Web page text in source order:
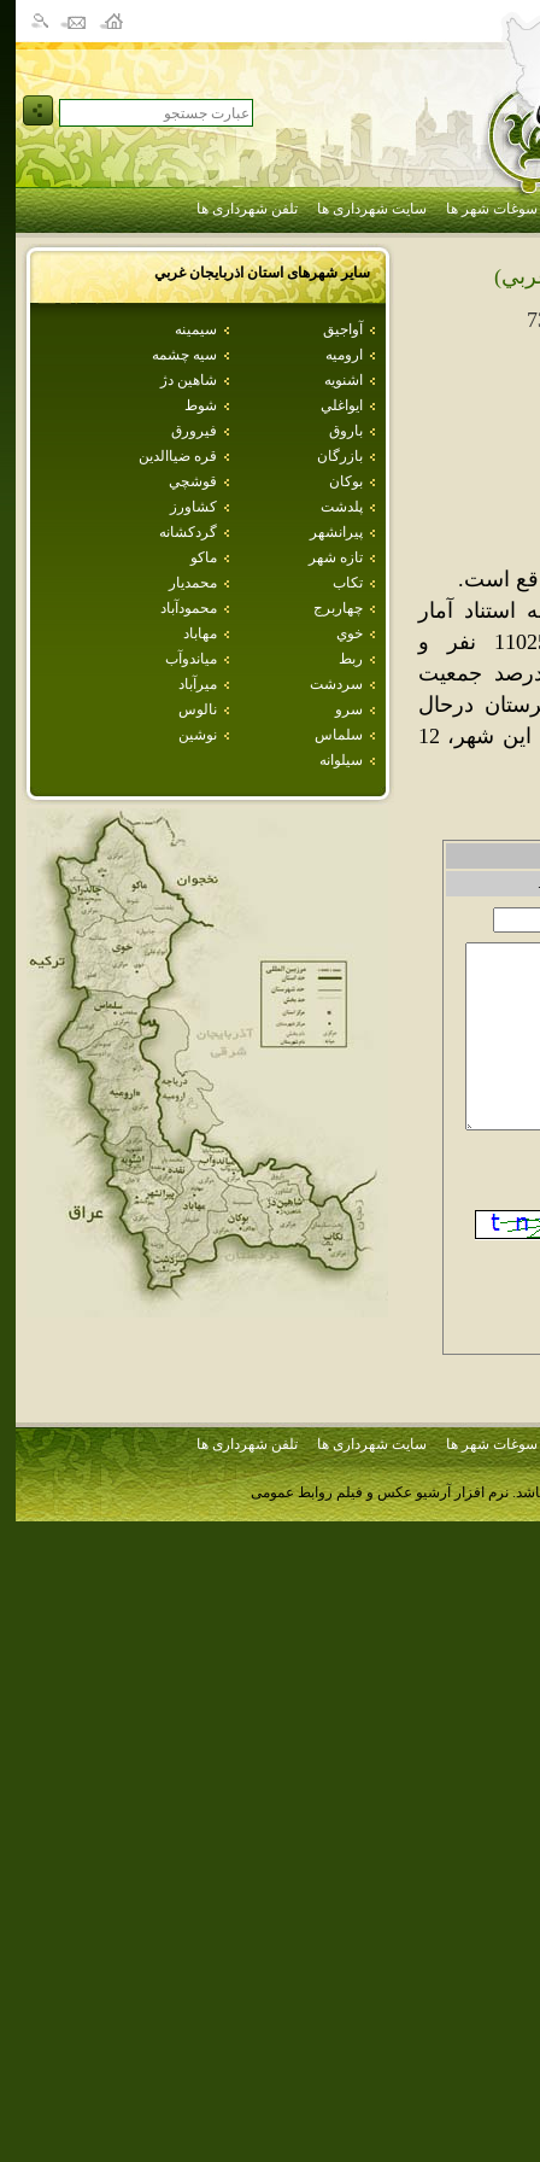
سوغات شهر ها سایت شهرداری ها تلفن شهرداری ها
سایر شهرهای استاناذربايجان غربي
آواجيق
سيمينه
اروميه
سيه چشمه
اشنويه
شاهين دژ
ايواغلي
شوط
باروق
فيرورق
بازرگان
قره ضياالدين
بوكان
قوشچي
پلدشت
كشاورز
پيرانشهر
گردکشانه
تازه شهر
ماكو
تكاب
محمديار
چهاربرج
محمودآباد
خوي
مهاباد
ربط
مياندوآب
سردشت
ميرآباد
سرو
نالوس
سلماس
نوشين
سيلوانه
است.
كيلومتر است. به استناد آمار
سرشماري نفوس ومسکن سال 1375 جمعيت شهرستان 110257 نفر و
بوده و در مجموع 65 درصد جمعيت شهري و 28 درصد جمعيت
درحال
حاضر111357 نفراست.در دهه 1350 خورشيدي، از جمعيت آن زمان اين شهر، 12
سوغات شهر ها سایت شهرداری ها تلفن شهرداری ها
نرم افزار آرشیو عکس و فیلم روابط عمومی